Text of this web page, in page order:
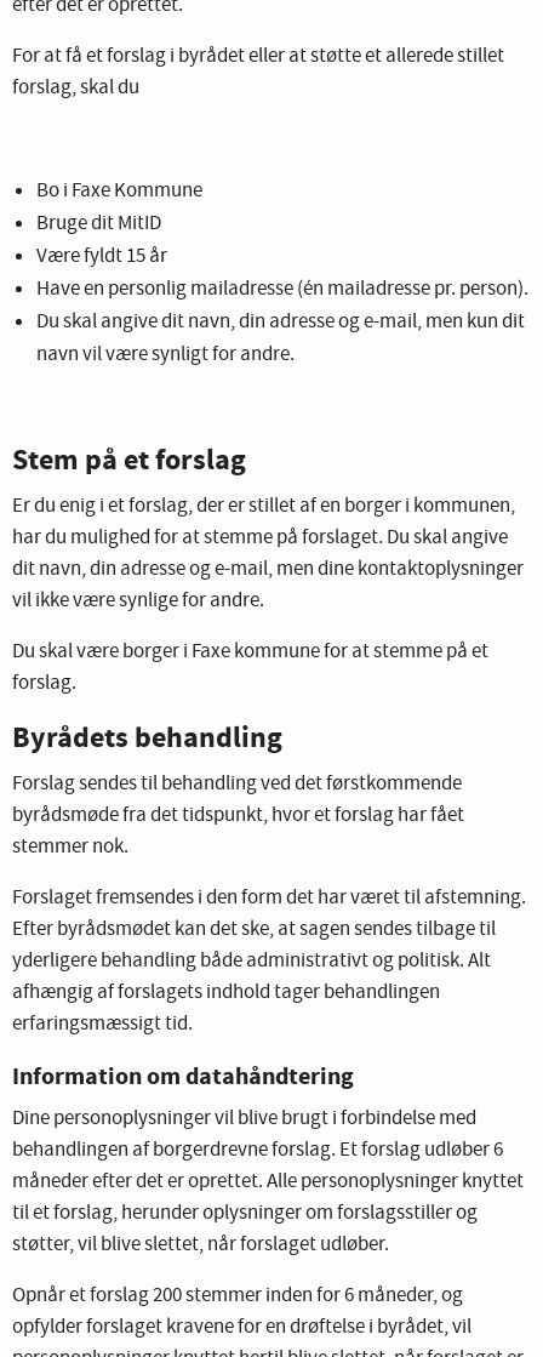
For at få et forslag i byrådet eller at støtte et allerede stillet
forslag, skal du
Bo i Faxe Kommune
Bruge dit MitID
Være fyldt 15 år
Have en personlig mailadresse (én mailadresse pr. person).
Du skal angive dit navn, din adresse og e-mail, men kun dit
navn vil være synligt for andre.
Stem på et forslag
Er du enig i et forslag, der er stillet af en borger i kommunen,
har du mulighed for at stemme på forslaget. Du skal angive
dit navn, din adresse og e-mail, men dine kontaktoplysninger
vil ikke være synlige for andre.
Du skal være borger i Faxe kommune for at stemme på et
forslag.
Byrådets behandling
Forslag sendes til behandling ved det førstkommende
byrådsmøde fra det tidspunkt, hvor et forslag har fået
stemmer nok.
Forslaget fremsendes i den form det har været til afstemning.
Efter byrådsmødet kan det ske, at sagen sendes tilbage til
yderligere behandling både administrativt og politisk. Alt
afhængig af forslagets indhold tager behandlingen
erfaringsmæssigt tid.
Information om datahåndtering
Dine personoplysninger vil blive brugt i forbindelse med
behandlingen af borgerdrevne forslag. Et forslag udløber 6
måneder efter det er oprettet. Alle personoplysninger knyttet
til et forslag, herunder oplysninger om forslagsstiller og
støtter, vil blive slettet, når forslaget udløber.
Opnår et forslag 200 stemmer inden for 6 måneder, og
opfylder forslaget kravene for en drøftelse i byrådet, vil